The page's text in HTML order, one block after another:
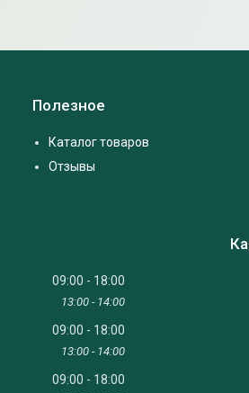
Полезное
Каталог товаров
Отзывы
09:00 18:00
13:00 14:00
09:00 18:00
13:00 14:00
09:00 18:00